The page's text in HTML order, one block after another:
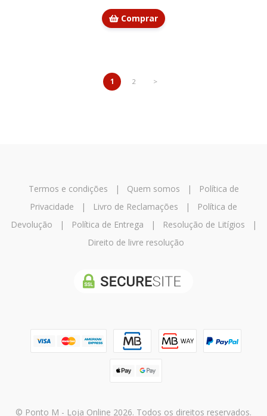
Comprar
1 2 >
Termos e condições | Quem somos |
Política de
Privacidade | Livro de Reclamações |
Política de
Devolução | Política de Entrega | Resolução de Litígios |
Direito de livre resolução
© Ponto M - Loja Online 2026. Todos os direitos reservados.